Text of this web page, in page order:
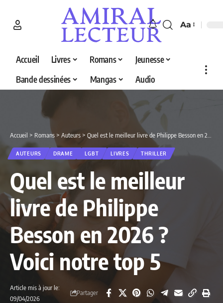
Aa
Accueil Livres Romans
Jeunesse
Bande dessinées
Mangas Audio
Accueil > Romans > Auteurs > Quel est le meilleur livre de Philippe Besson en 2026 ? Voici notre top 5
AUTEURS DRAME LGBT LIVRES THRILLER
Quel est le meilleur
livre de Philippe
Besson en 2026 ?
Voici notre top 5
Article mis à jour le:
09/04/2026
Partager